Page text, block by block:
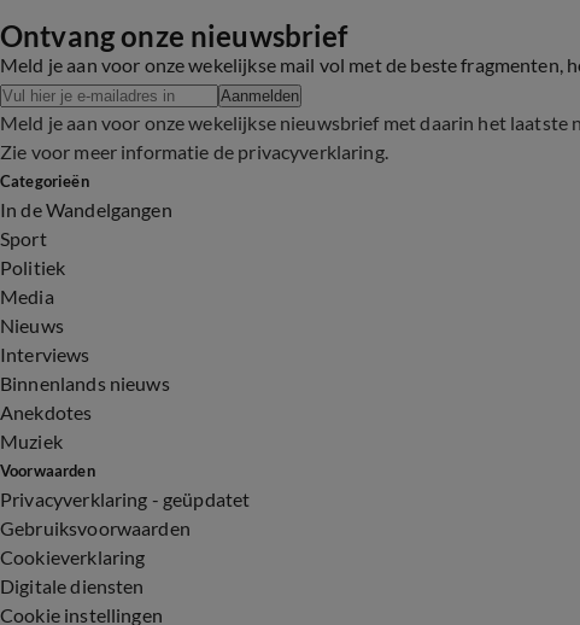
Ontvang onze nieuwsbrief
Meld je aan voor onze wekelijkse mail vol met de beste fragmenten,
Aanmelden
Meld je aan voor onze wekelijkse nieuwsbrief met daarin het
Zie voor meer informatie de privacyverklaring.
Categorieën
In de Wandelgangen
Sport
Politiek
Media
Nieuws
Interviews
Binnenlands nieuws
Anekdotes
Muziek
Voorwaarden
Privacyverklaring - geüpdatet
Gebruiksvoorwaarden
Cookieverklaring
Digitale diensten
Cookie instellingen